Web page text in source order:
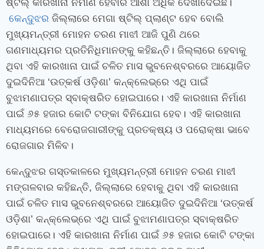
ଷ୍ଟିଲ୍‌ କାରଖାନା ନିର୍ମାଣ ହେବାର ଆଶା ଅଧିକ ଦେଖାଦେଇଛି।
କେନ୍ଦୁଝର ଜିଲ୍ଲାରେ ମେଗା ଷ୍ଟିଲ୍‌ ପ୍ଲାଣ୍ଟ ହେବ ବୋଲି
ମୁଖ୍ୟମନ୍ତ୍ରୀ ମୋହନ ଚରଣ ମାଝୀ ଆଜି ପୁଣି ଥରେ
ଗଣମାଧ୍ୟମର ପ୍ରତିନିଧିମାନଙ୍କୁ କହିଛନ୍ତି। ଜିଲ୍ଲାରେ ହେବାକୁ
ଥିବା ଏହି କାରଖାନା ପାଇଁ ଚଳିତ ମାସ ଭୁବନେଶ୍ବରରେ ଆୟୋଜିତ
ଦୁଇଦିନିଆ ‘ଉତ୍କର୍ଷ ଓଡ଼ିଶା’ କନ୍‌କ୍ଲେଭ୍‌ରେ ଏଥି ପାଇଁ
ବୁଝାମଣାପତ୍ର ସ୍ବାକ୍ଷରିତ ହୋଇପାରେ। ଏହି କାରଖାନା ନିର୍ମାଣ
ପାଇଁ ୬୫ ହଜାର କୋଟି ଟଙ୍କା ବିନିଯୋଗ ହେବ। ଏହି କାରଖାନା
ମାଧ୍ୟମରେ ବେରୋଜଗାରୀଙ୍କୁ ପ୍ରତକ୍ଷ୍ୟ ଓ ପରୋକ୍ଷା ଭାବେ
ରୋଜଗାର ମିଳିବ।
କେନ୍ଦୁଝର ଗସ୍ତକାଳରେ ମୁଖ୍ୟମନ୍ତ୍ରୀ ମୋହନ ଚରଣ ମାଝୀ
ମଙ୍ଗଳବାର କହିଛନ୍ତି, ଜିଲ୍ଲାରେ ହେବାକୁ ଥିବା ଏହି କାରଖାନା
ପାଇଁ ଚଳିତ ମାସ ଭୁବନେଶ୍ବରରେ ଆୟୋଜିତ ଦୁଇଦିନିଆ ‘ଉତ୍କର୍ଷ
ଓଡ଼ିଶା’ କନ୍‌କ୍ଲେଭ୍‌ରେ ଏଥି ପାଇଁ ବୁଝାମଣାପତ୍ର ସ୍ବାକ୍ଷରିତ
ହୋଇପାରେ। ଏହି କାରଖାନା ନିର୍ମାଣ ପାଇଁ ୬୫ ହଜାର କୋଟି ଟଙ୍କା